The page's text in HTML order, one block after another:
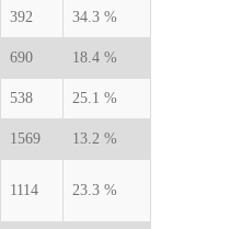
392 34.3 %
690 18.4 %
538 25.1 %
1569 13.2 %
1114 23.3 %